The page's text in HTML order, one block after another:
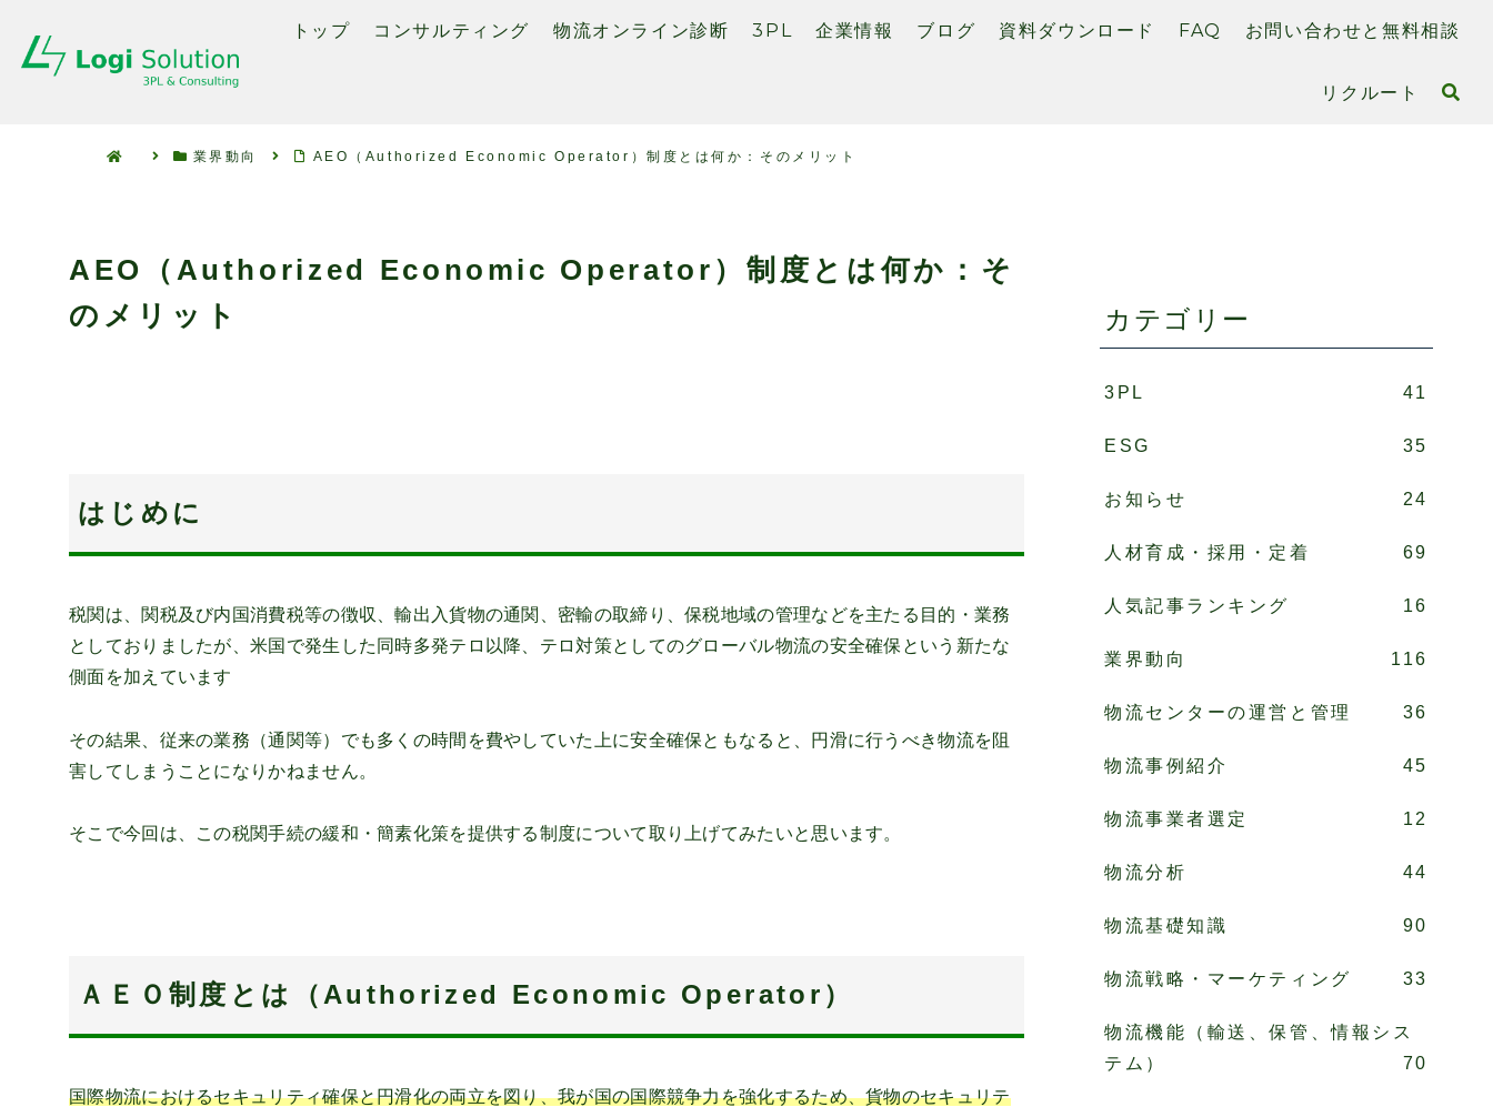
トップ コンサルティング 物流オンライン診断 3PL 企業情報 ブログ 資料ダウンロード FAQ お問い合わせと無料相談
リクルート
業界動向 AEO（Authorized Economic Operator）制度とは何か：そのメリット
AEO（Authorized Economic Operator）制度とは何か：そ
のメリット
はじめに
税関は、関税及び内国消費税等の徴収、輸出入貨物の通関、密輸の取締り、保税地域の管理などを主たる目的・業務
としておりましたが、米国で発生した同時多発テロ以降、テロ対策としてのグローバル物流の安全確保という新たな
側面を加えています
その結果、従来の業務（通関等）でも多くの時間を費やしていた上に安全確保ともなると、円滑に行うべき物流を阻
害してしまうことになりかねません。
そこで今回は、この税関手続の緩和・簡素化策を提供する制度について取り上げてみたいと思います。
ＡＥＯ制度とは（Authorized Economic Operator）
国際物流におけるセキュリティ確保と円滑化の両立を図り、我が国の国際競争力を強化するため、貨物のセキュリテ
カテゴリー
3PL 41
ESG 35
お知らせ 24
人材育成・採用・定着 69
人気記事ランキング 16
業界動向 116
物流センターの運営と管理 36
物流事例紹介 45
物流事業者選定 12
物流分析 44
物流基礎知識 90
物流戦略・マーケティング 33
物流機能（輸送、保管、情報シス
テム）
70